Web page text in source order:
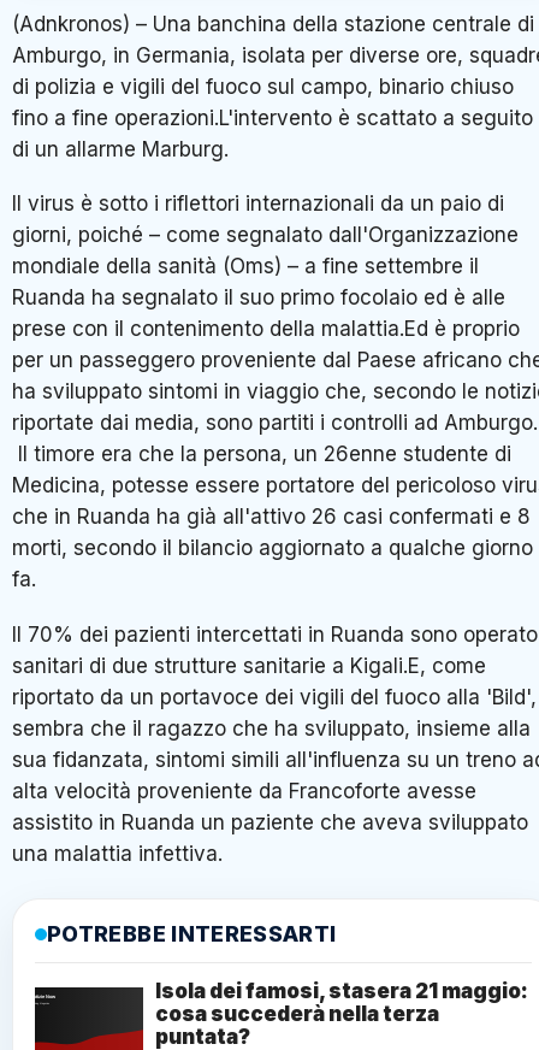
(Adnkronos) – Una banchina della stazione centrale di
Amburgo, in Germania, isolata per diverse ore,
di polizia e vigili del fuoco sul campo, binario chiuso
fino a fine operazioni.L'intervento è scattato a seguito
di un allarme Marburg.
Il virus è sotto i riflettori internazionali da un paio di
giorni, poiché – come segnalato dall'Organizzazione
mondiale della sanità (Oms) – a fine settembre il
Ruanda ha segnalato il suo primo focolaio ed è alle
prese con il contenimento della malattia.Ed è proprio
per un passeggero proveniente dal Paese africano
ha sviluppato sintomi in viaggio che, secondo le
riportate dai media, sono partiti i controlli ad Amburgo.
Il timore era che la persona, un 26enne studente di
Medicina, potesse essere portatore del pericoloso
che in Ruanda ha già all'attivo 26 casi confermati e 8
morti, secondo il bilancio aggiornato a qualche giorno
fa.
Il 70% dei pazienti intercettati in Ruanda sono
sanitari di due strutture sanitarie a Kigali.E, come
riportato da un portavoce dei vigili del fuoco alla 'Bild',
sembra che il ragazzo che ha sviluppato, insieme alla
sua fidanzata, sintomi simili all'influenza su un treno
alta velocità proveniente da Francoforte avesse
assistito in Ruanda un paziente che aveva sviluppato
una malattia infettiva.
POTREBBE INTERESSARTI
Isola dei famosi, stasera 21 maggio:
cosa succederà nella terza
puntata?